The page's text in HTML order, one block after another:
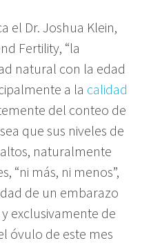
el Dr. Joshua Klein,
Fertility, “la
natural con la edad
a la calidad
del conteo de
que sus niveles de
altos, naturalmente
“ni más, ni menos”,
de un embarazo
exclusivamente de
óvulo de este mes